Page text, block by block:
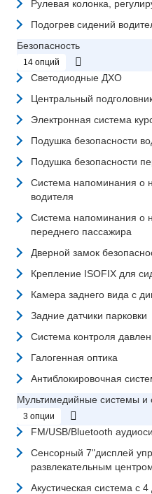
Рулевая колонка,
Подогрев сидений
Безопасность
14 опций
Светодиодные ДХО
Центральный
Электронная система
Подушка безопасности
Подушка безопасности
Система напоминания о
водителя
Система напоминания о
переднего пассажира
Дверной замок
Крепление ISOFIX для
Камера заднего вида с
Задние датчики парковки
Система контроля
Галогенная оптика
Антиблокировочная
Мультимедийные системы и
3 опции
FM/USB/Bluetooth
Сенсорный 7"дисплей
развлекательным
Акустическая система с